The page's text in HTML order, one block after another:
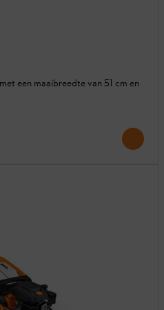
een maaibreedte van 51 cm en